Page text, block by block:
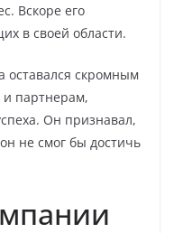
Вскоре его
в своей области.
оставался скромным
и партнерам,
Он признавал,
не смог бы достичь